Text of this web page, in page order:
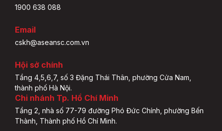
1900 638 088
Email
cskh@aseansc.com.vn
Hội sở chính
Tầng 4,5,6,7, số 3 Đặng Thái Thân, phường Cửa Nam,
thành phố Hà Nội.
Chi nhánh Tp. Hồ Chí Minh
Tầng 2, nhà số 77-79 đường Phó Đức Chính, phường Bến
Thành, Thành phố Hồ Chí Minh.